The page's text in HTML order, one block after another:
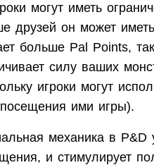
могут иметь
друзей он может
больше Pal Points,
силу ваших
игроки могут
ими игры).
механика в P&D
и стимулирует